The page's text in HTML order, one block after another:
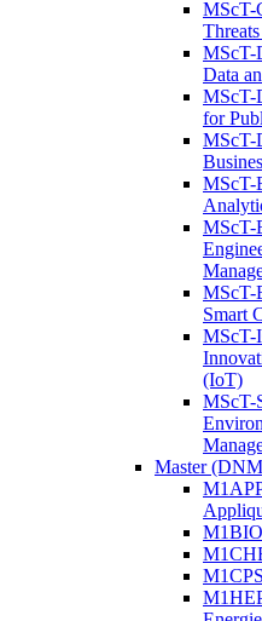
MScT-
MScT-
Data
MScT-
for
MScT-
MScT-
MScT-
MScT-
Smart
MScT-
(IoT)
MScT-
Master